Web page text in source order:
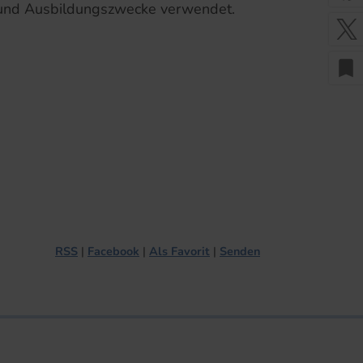
Ausbildungszwecke verwendet.
RSS Facebook Als Favorit Senden
bookmark